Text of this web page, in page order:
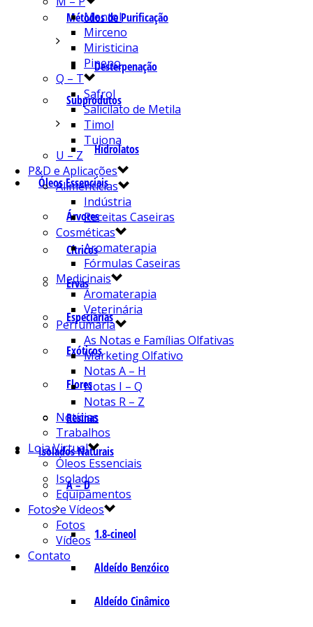
Métodos de Purificação
Desterpenação
Subprodutos
Hidrolatos
Óleos Essenciais
Árvores
Cítricos
Ervas
Especiarias
Exóticos
Flores
Resinas
Isolados Naturais
A – D
1.8-cineol
Aldeído Benzóico
Aldeído Cinâmico
Mentol
Mirceno
Miristicina
Pineno
Q – T
Safrol
Salicilato de Metila
Timol
Tujona
U – Z
P&D e Aplicações
Alimentícias
Indústria
Receitas Caseiras
Cosméticas
Aromaterapia
Fórmulas Caseiras
Medicinais
Aromaterapia
Veterinária
Perfumaria
As Notas e Famílias Olfativas
Marketing Olfativo
Notas A – H
Notas I – Q
Notas R – Z
Notícias
Trabalhos
Loja Virtual
Óleos Essenciais
Isolados
Equipamentos
Fotos e Vídeos
Fotos
Vídeos
Contato